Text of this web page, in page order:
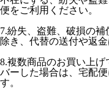
便をご利用ください。
7.紛失、盗難、破損の
除き、代替の送付や返金
8.複数商品のお買い上
バーした場合は、宅配
す。